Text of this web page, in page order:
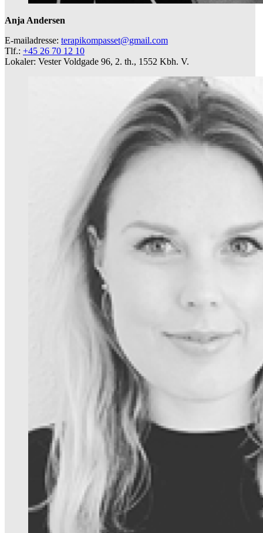
Anja Andersen
E-mailadresse: terapikompasset@gmail.com
Tlf.: +45 26 70 12 10
Lokaler: Vester Voldgade 96, 2. th., 1552 Kbh. V.